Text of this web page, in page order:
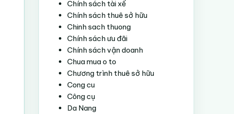
Chính sách tài xế
Chính sách thuê sở hữu
Chinh sach thuong
Chính sách ưu đãi
Chính sách vận doanh
Chua mua o to
Chương trình thuê sở hữu
Cong cu
Công cụ
Da Nang